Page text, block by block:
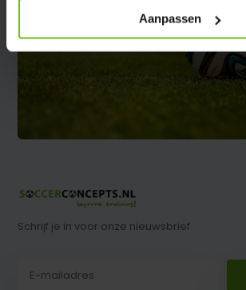
Aanpassen
Schrijf je in voor onze nieuwsbrief